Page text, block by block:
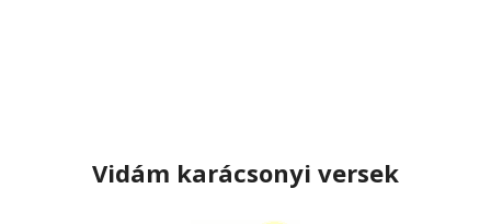
Vidám karácsonyi versek